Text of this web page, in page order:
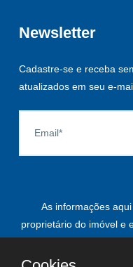
Newsletter
Cadastre-se e receba
atualizados em seu e-
As informações
proprietário do imóvel e